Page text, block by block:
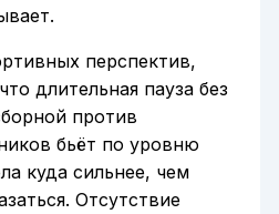
перспектив,
длительная пауза без
против
бьёт по уровню
куда сильнее, чем
Отсутствие